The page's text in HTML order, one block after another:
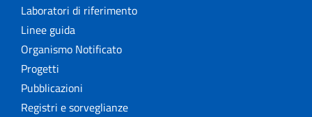
Laboratori di riferimento
Linee guida
Organismo Notificato
Progetti
Pubblicazioni
Registri e sorveglianze